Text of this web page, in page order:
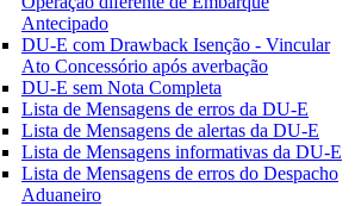
Antecipado
DU-E com Drawback Isenção - Vincular
Ato Concessório após averbação
DU-E sem Nota Completa
Lista de Mensagens de erros da DU-E
Lista de Mensagens de alertas da DU-E
Lista de Mensagens informativas da DU-E
Lista de Mensagens de erros do Despacho
Aduaneiro